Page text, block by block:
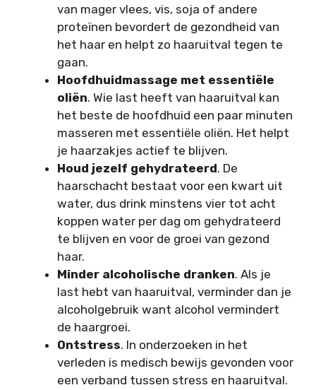
van mager vlees, vis, soja of andere
proteïnen bevordert de gezondheid van
het haar en helpt zo haaruitval tegen te
gaan.
Hoofdhuidmassage met essentiële
oliën. Wie last heeft van haaruitval kan
het beste de hoofdhuid een paar minuten
masseren met essentiële oliën. Het helpt
je haarzakjes actief te blijven.
Houd jezelf gehydrateerd. De
haarschacht bestaat voor een kwart uit
water, dus drink minstens vier tot acht
koppen water per dag om gehydrateerd
te blijven en voor de groei van gezond
haar.
Minder alcoholische dranken. Als je
last hebt van haaruitval, verminder dan je
alcoholgebruik want alcohol vermindert
de haargroei.
Ontstress. In onderzoeken in het
verleden is medisch bewijs gevonden voor
een verband tussen stress en haaruitval.